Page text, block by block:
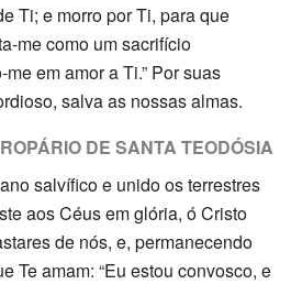
Ti; e morro por Ti, para que
me como um sacrifício
em amor a Ti.” Por suas
salva as nossas almas.
DE SANTA TEODÓSIA
salvífico e unido os terrestres
aos Céus em glória, ó Cristo
de nós, e, permanecendo
Te amam: “Eu estou convosco, e